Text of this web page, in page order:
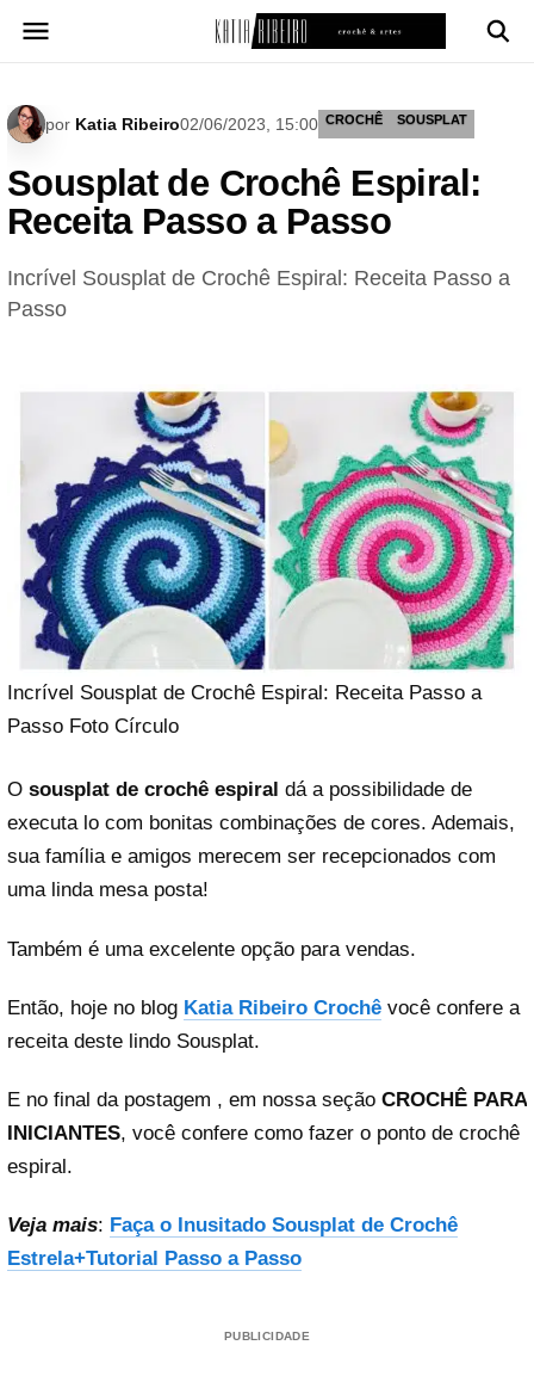
para
por Katia Ribeiro02/06/2023, 15:00 CROCHÊ SOUSPLAT
Sousplat de Crochê Espiral:
Receita Passo a Passo
Incrível Sousplat de Crochê Espiral: Receita Passo a
Passo
Incrível Sousplat de Crochê Espiral: Receita Passo a
Passo Foto Círculo
O sousplat de crochê espiral dá a possibilidade de
executa lo com bonitas combinações de cores. Ademais,
sua família e amigos merecem ser recepcionados com
uma linda mesa posta!
Também é uma excelente opção para vendas.
Então, hoje no blog Katia Ribeiro Crochê você confere a
receita deste lindo Sousplat.
E no final da postagem , em nossa seção CROCHÊ PARA
INICIANTES, você confere como fazer o ponto de crochê
espiral.
Veja mais: Faça o Inusitado Sousplat de Crochê
Estrela+Tutorial Passo a Passo
PUBLICIDADE